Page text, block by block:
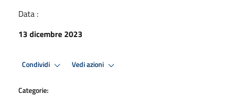
Data :
13 dicembre 2023
Condividi Vedi azioni
Categorie: